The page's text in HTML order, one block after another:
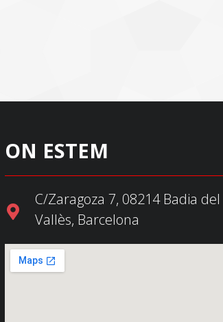
ON ESTEM
C/Zaragoza 7, 08214 Badia del
Vallès, Barcelona